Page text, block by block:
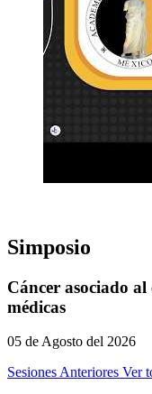
Simposio
Cáncer asociado
médicas
05 de Agosto del 2026
Sesiones Anteriores Ver